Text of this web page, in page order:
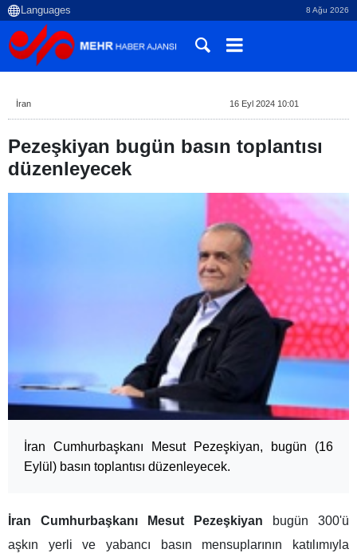
8 Ağu 2026
İran 16 Eyl 2024 10:01
Pezeşkiyan bugün basın toplantısı
düzenleyecek
İran Cumhurbaşkanı Mesut Pezeşkiyan, bugün (16
Eylül) basın toplantısı düzenleyecek.
İran Cumhurbaşkanı Mesut Pezeşkiyan
bugün 300'ü
aşkın yerli ve yabancı basın mensuplarının katılımıyla